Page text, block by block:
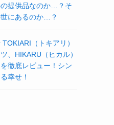
提供品なのか…？そ
にあるのか…？
（トキアリ）
、HIKARU（ヒカル）
徹底レビュー！シン
幸せ！